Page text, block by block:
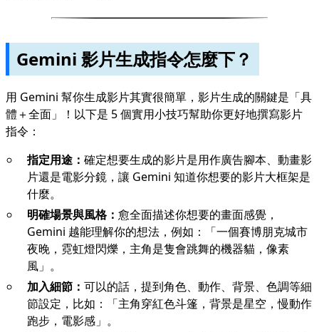
Gemini 影片生成指令怎麼下？
用 Gemini 幫你生成影片其實很簡單，影片生成的關鍵是「具
體＋全面」！以下是 5 個實用小技巧幫助你更好地撰寫影片
指令：
指定用途： 確定想要生成的影片是用作廣告腳本、動畫影
片還是電影分鏡，讓 Gemini 知道你想要的影片大框架是
什麼。
明確場景與風格： 愈全面描述你想要的畫面感覺，
Gemini 越能理解你的想法，例如：「一個賽博朋克城市
夜晚，霓虹燈閃爍，主角是隻會跳舞的機器貓，像素
風」。
加入細節： 可以的話，提到角色、動作、背景、色調等細
節設定，比如：「主角穿紅色斗篷，背景是星空，慢動作
跑步，電影感」。